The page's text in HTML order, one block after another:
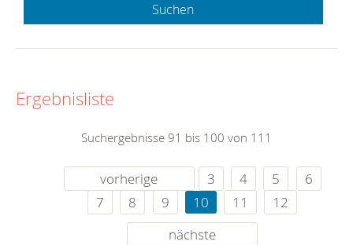
Suchen
Ergebnisliste
Suchergebnisse 91 bis 100 von 111
vorherige 3 4 5
6
7
8 9 10 11
12
nächste